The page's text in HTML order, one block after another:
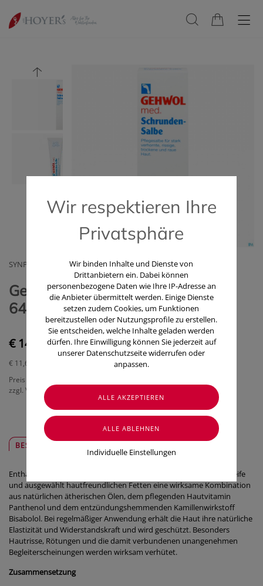
SYNPHARMA GMBH
Gehwol Med.schrundensalbe Nr
64118 125ml
€ 14,50
€ 11,60
Preis inkl. MwSt.
zzgl. Versandkosten
BESCHREIBUNG
Enthält in einer bewährten Grundlage aus medizinischer Spezialseife
und ausgewählt hautfreundlichen Fetten eine wirksame Kombination
aus natürlichen ätherischen Ölen, dem pflegenden Hautvitamin
Panthenol und dem entzündungshemmenden Kamillenwirkstoff
Bisabolol. Bei regelmäßiger Anwendung erhält die Haut ihre natürliche
Elastizität und Widerstandskraft und wird geschützt. Besonders
Hautrisse, Rötungen und die damit verbundenen unangenehmen
Begleiterscheinungen werden wirksam verhütet.
Zusammensetzung
Wir respektieren Ihre
Privatsphäre
Wir binden Inhalte und Dienste von
Drittanbietern ein. Dabei können
personenbezogene Daten wie Ihre IP-Adresse an
die Anbieter übermittelt werden. Einige Dienste
setzen zudem Cookies, um Funktionen
bereitzustellen oder Nutzungsprofile zu erstellen.
Sie entscheiden, welche Inhalte geladen werden
dürfen. Ihre Einwilligung können Sie jederzeit auf
unserer Datenschutzseite widerrufen oder
anpassen.
Individuelle Einstellungen